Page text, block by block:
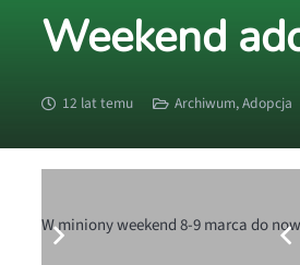
Weekend
12 lat temu Archiwum,Adopcja
W miniony weekend 8-9 marca do